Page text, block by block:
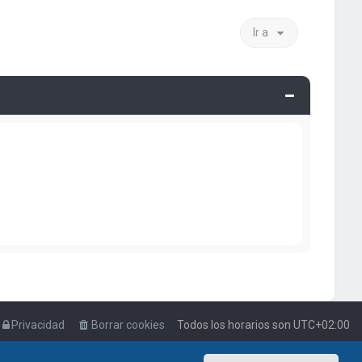
Ir a
Todos los horarios son UTC+02:00
Borrar cookies
Privacidad